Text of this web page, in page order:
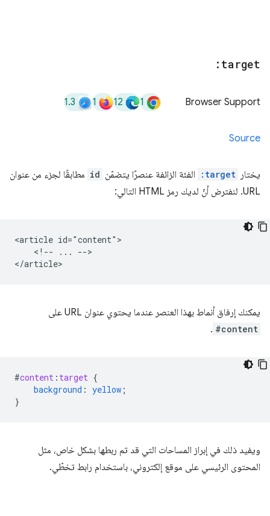
:target
Browser Support
1
12
1
1.3
Source
يختار :target الفئة الزائفة عنصرًا يتضمّن id مطابقًا لجزء من عنوان
URL. لنفترض أنّ لديك رمز HTML التالي:
<article id="content">
    <!-- ... -->
يمكنك إرفاق أنماط بهذا العنصر عندما يحتوي عنوان URL على
#content
.
#content : target {
background : yellow ;
}
ويفيد ذلك في إبراز المساحات التي قد تم ربطها بشكل خاص، مثل
المحتوى الرئيسي على موقع إلكتروني، باستخدام رابط تخطّي.